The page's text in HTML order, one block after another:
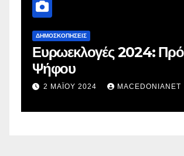
ΔΗΜΟΣΚΟΠΉΣΕΙΣ
Ευρωεκλογές 2024: Πρόθεση
Ψήφου
2 ΜΑΪ́ΟΥ 2024 MACEDONIANET